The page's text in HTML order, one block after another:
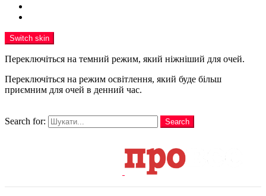
Switch skin
Переключіться на темний режим, який ніжніший для очей.
Переключіться на режим освітлення, який буде більш
приємним для очей в денний час.
Search for:
Search